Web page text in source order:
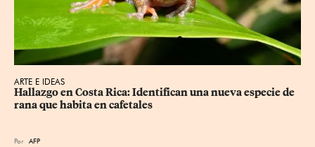
ARTE E IDEAS
Hallazgo en Costa Rica: Identifican una nueva especie de
rana que habita en cafetales
Por AFP